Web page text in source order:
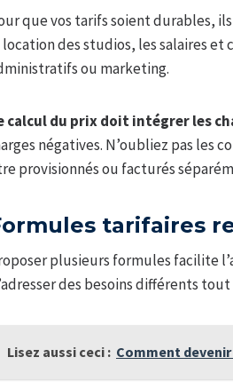
que vos tarifs soient durables,
location des studios, les salaires et
ou marketing.
calcul du prix doit intégrer les
négatives. N’oubliez pas les
provisionnés ou facturés
tarifaires
plusieurs formules facilite
des besoins différents
Lisez aussi ceci : Comment